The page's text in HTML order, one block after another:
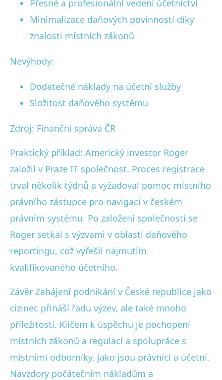
Přesné a profesionální vedení účetnictví
Minimalizace daňových povinností díky
znalosti místních zákonů
Nevýhody:
Dodatečné náklady na účetní služby
Složitost daňového systému
Zdroj: Finanční správa ČR
Praktický příklad: Americký investor Roger
založil v Praze IT společnost. Proces registrace
trval několik týdnů a vyžadoval pomoc místního
právního zástupce pro navigaci v českém
právním systému. Po založení společnosti se
Roger setkal s výzvami v oblasti daňového
reportingu, což vyřešil najmutím
kvalifikovaného účetního.
Závěr Zahájení podnikání v České republice jako
cizinec přináší řadu výzev, ale také mnoho
příležitostí. Klíčem k úspěchu je pochopení
místních zákonů a regulací a spolupráce s
místními odborníky, jako jsou právníci a účetní.
Navzdory počátečním nákladům a